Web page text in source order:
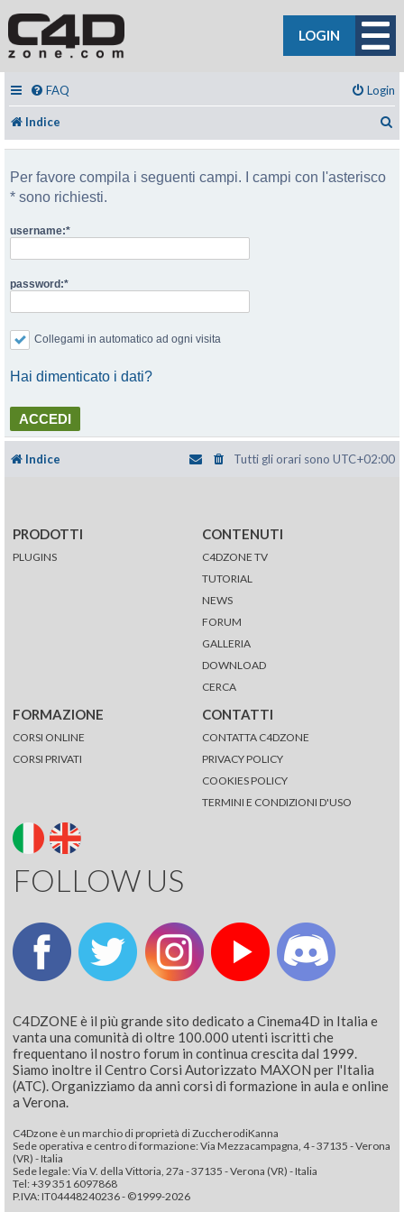
LOGIN
FAQ Login
Indice
Per favore compila i seguenti campi. I campi con l'asterisco
* sono richiesti.
username:
password:
Collegami in automatico ad ogni visita
Hai dimenticato i dati?
Indice Tutti gli orari sono UTC+02:00
PRODOTTI
PLUGINS
CONTENUTI
C4DZONE TV
TUTORIAL
NEWS
FORUM
GALLERIA
DOWNLOAD
CERCA
FORMAZIONE
CORSI ONLINE
CORSI PRIVATI
CONTATTI
CONTATTA C4DZONE
PRIVACY POLICY
COOKIES POLICY
TERMINI E CONDIZIONI D'USO
FOLLOW US
C4DZONE è il più grande sito dedicato a Cinema4D in Italia e
vanta una comunità di oltre 100.000 utenti iscritti che
frequentano il nostro forum in continua crescita dal 1999.
Siamo inoltre il Centro Corsi Autorizzato MAXON per l'Italia
(ATC). Organizziamo da anni corsi di formazione in aula e online
a Verona.
C4Dzone è un marchio di proprietà di ZuccherodiKanna
Sede operativa e centro di formazione: Via Mezzacampagna, 4 - 37135 - Verona
(VR) - Italia
Sede legale: Via V. della Vittoria, 27a - 37135 - Verona (VR) - Italia
Tel: +39 351 6097868‬
P.IVA: IT04448240236 - ©1999-2026